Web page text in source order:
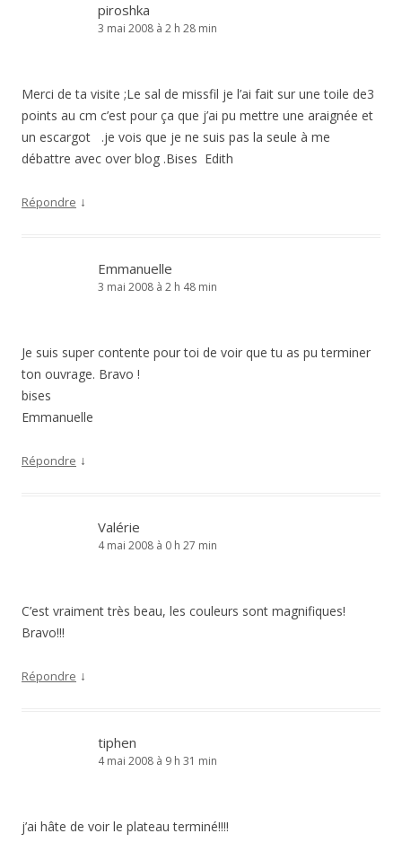
piroshka
3 mai 2008 à 2 h 28 min
Merci de ta visite ;Le sal de missfil je l’ai fait sur une toile de3
points au cm c’est pour ça que j’ai pu mettre une araignée et
un escargot .je vois que je ne suis pas la seule à me
débattre avec over blog .Bises Edith
Répondre ↓
Emmanuelle
3 mai 2008 à 2 h 48 min
Je suis super contente pour toi de voir que tu as pu terminer
ton ouvrage. Bravo !
bises
Emmanuelle
Répondre ↓
Valérie
4 mai 2008 à 0 h 27 min
C’est vraiment très beau, les couleurs sont magnifiques!
Bravo!!!
Répondre ↓
tiphen
4 mai 2008 à 9 h 31 min
j’ai hâte de voir le plateau terminé!!!!